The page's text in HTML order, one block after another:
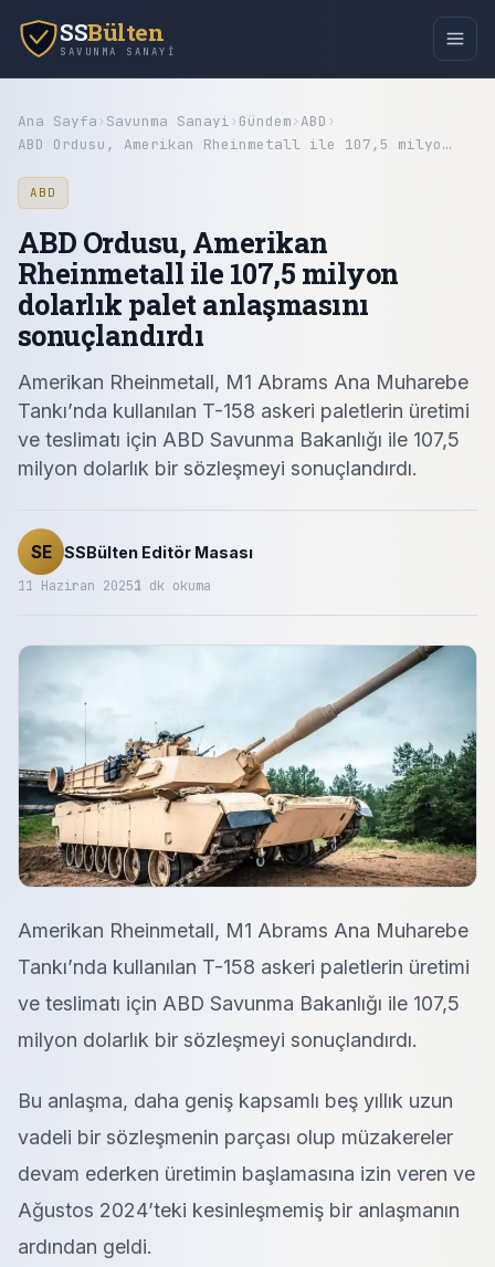
SSBülten
SAVUNMA SANAYI
Ana Sayfa› Savunma Sanayi› Gündem› ABD ›
ABD Ordusu, Amerikan Rheinmetall ile 107,5 milyo…
ABD
ABD Ordusu, Amerikan
Rheinmetall ile 107,5 milyon
dolarlık palet anlaşmasını
sonuçlandırdı
Amerikan Rheinmetall, M1 Abrams Ana Muharebe
Tankı’nda kullanılan T-158 askeri paletlerin üretimi
ve teslimatı için ABD Savunma Bakanlığı ile 107,5
milyon dolarlık bir sözleşmeyi sonuçlandırdı.
SE SSBülten Editör Masası
11 Haziran 20251 dk okuma
Amerikan Rheinmetall, M1 Abrams Ana Muharebe
Tankı’nda kullanılan T-158 askeri paletlerin üretimi
ve teslimatı için ABD Savunma Bakanlığı ile 107,5
milyon dolarlık bir sözleşmeyi sonuçlandırdı.
Bu anlaşma, daha geniş kapsamlı beş yıllık uzun
vadeli bir sözleşmenin parçası olup müzakereler
devam ederken üretimin başlamasına izin veren ve
Ağustos 2024’teki kesinleşmemiş bir anlaşmanın
ardından geldi.